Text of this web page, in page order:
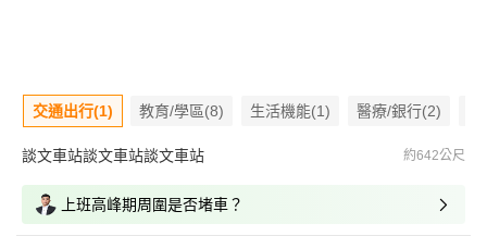
交通出行(1) 教育/學區(8) 生活機能(1) 醫療/銀行(2)
談文車站談文車站談文車站 約642公尺
上班高峰期周圍是否堵車？